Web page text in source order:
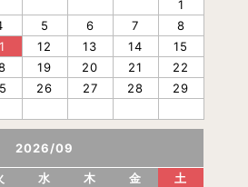
1
5 6 7
8
12 13 14
15
19 20 21
22
26 27 28
29
2026/09
水 木 金
土